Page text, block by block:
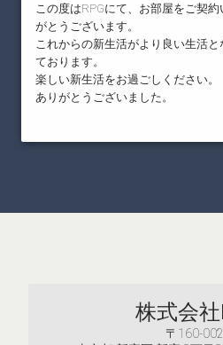
この度はRPGにて、お部屋をご契
がとうございます。
これからの新生活がより良い生活
ております。
楽しい新生活をお過ごしください。
ありがとうございました。
株式会社
〒160-